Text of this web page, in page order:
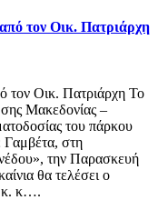
τον Οικ. Πατριάρχη
τον Οικ. Πατριάρχη Το
Μακεδονίας –
του πάρκου
στη
την Παρασκευή
θα τελέσει ο
κ. κ….